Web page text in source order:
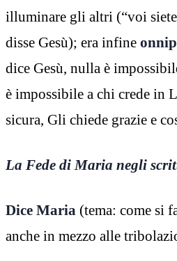
illuminare gli altri (“voi
disse Gesù); era infine
dice Gesù, nulla è
è impossibile a chi crede in
sicura, Gli chiede grazie e
La Fede di Maria negli
Dice Maria (tema: come si
anche in mezzo alle